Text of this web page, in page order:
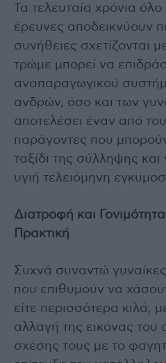
Τα τελευταία χρόνια
έρευνες αποδεικνύουν
συνήθειες σχετίζονται
τρώμε μπορεί να
αναπαραγωγικού
ανδρών, όσο και των
αποτελέσει έναν από
παράγοντες που
ταξίδι της σύλληψης
υγιή τελειόμηνη
Διατροφή και
Πρακτική
Συχνά συναντώ
που επιθυμούν να
είτε περισσότερα κιλά,
αλλαγή της εικόνας του
σχέσης τους με το